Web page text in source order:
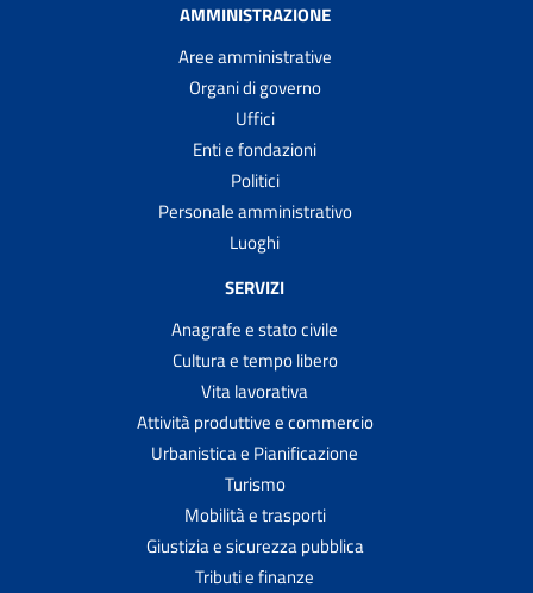
AMMINISTRAZIONE
Aree amministrative
Organi di governo
Uffici
Enti e fondazioni
Politici
Personale amministrativo
Luoghi
SERVIZI
Anagrafe e stato civile
Cultura e tempo libero
Vita lavorativa
Attività produttive e commercio
Urbanistica e Pianificazione
Turismo
Mobilità e trasporti
Giustizia e sicurezza pubblica
Tributi e finanze